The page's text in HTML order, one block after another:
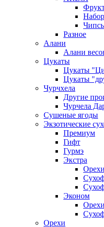
Разное
Алани
Алани
Цукаты
Цукаты
Цукаты
Чурчхела
Другие
Чурчела
Сушеные ягоды
Экзотические
Премиум
Гифт
Гурмэ
Экстра
Эконом
Орехи